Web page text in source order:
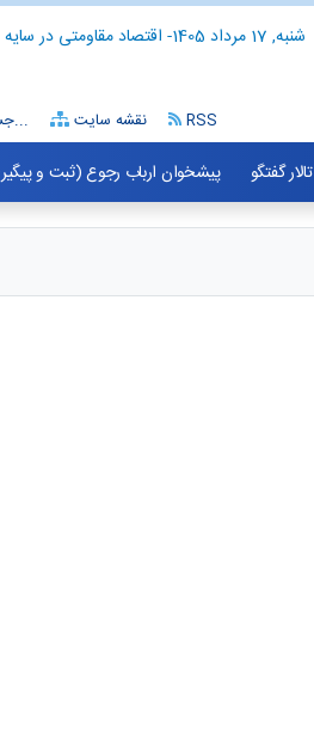
- اقتصاد مقاومتی در شنبه, 17 مرداد 1405
جستجو... نقشه سایت RSS
تالار گفتگو پیشخوان ارباب رجوع (ثبت و